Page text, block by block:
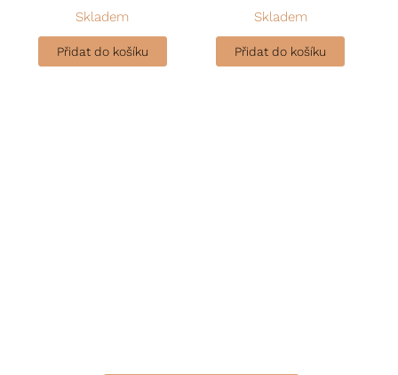
Skladem
Přidat do košíku
Skladem
Přidat do košíku